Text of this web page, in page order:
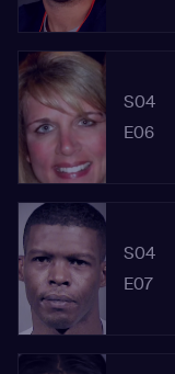
S04
E06
S04
E07